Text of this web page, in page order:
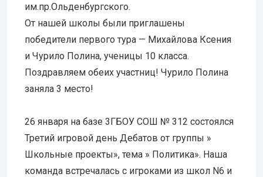
им.пр.Ольденбургского.
От нашей школы были приглашены
победители первого тура — Михайлова Ксения
и Чурило Полина, ученицы 10 класса.
Поздравляем обеих участниц! Чурило Полина
заняла 3 место!
26 января на базе 3ГБОУ СОШ № 312 состоялся
Третий игровой день Дебатов от группы »
Школьные проекты», тема » Политика». Наша
команда встречалась с игроками из школ N6 и